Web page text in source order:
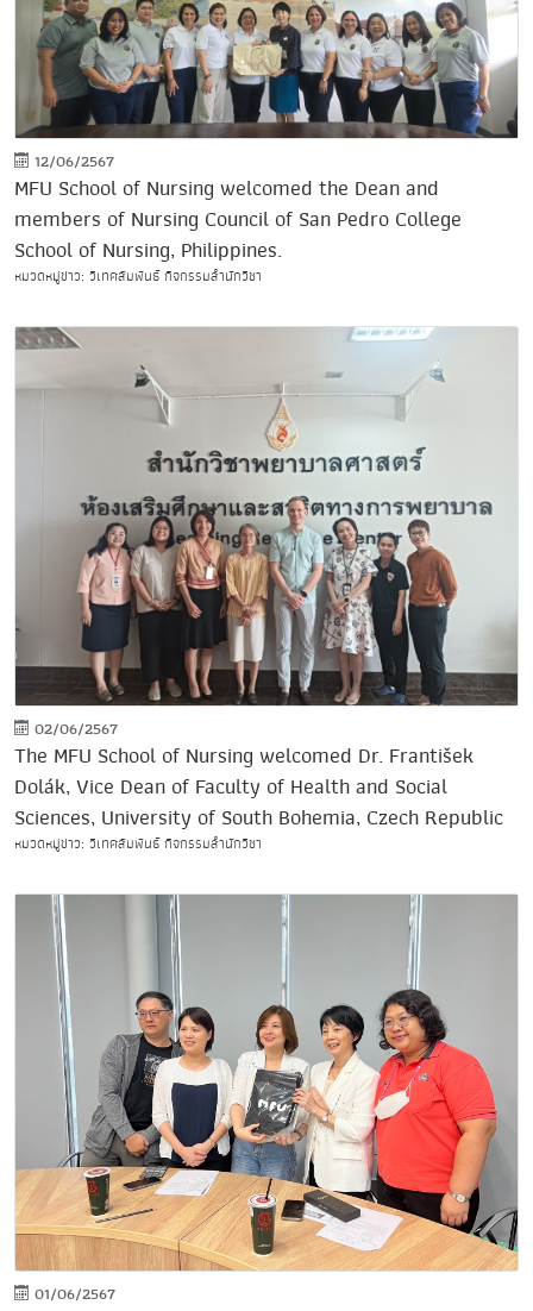
12/06/2567
MFU School of Nursing welcomed the Dean and
members of Nursing Council of San Pedro College
School of Nursing, Philippines.
หมวดหมู่ข่าว: วิเทศสัมพันธ์ กิจกรรมสำนักวิชา
02/06/2567
The MFU School of Nursing welcomed Dr. František
Dolák, Vice Dean of Faculty of Health and Social
Sciences, University of South Bohemia, Czech Republic
หมวดหมู่ข่าว: วิเทศสัมพันธ์ กิจกรรมสำนักวิชา
01/06/2567